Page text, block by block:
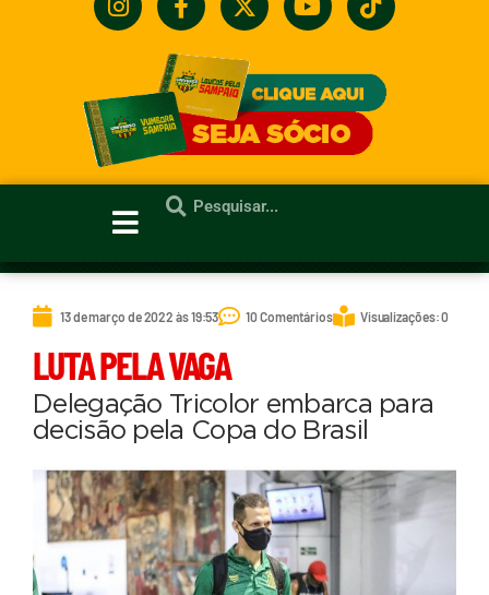
13 de março de 2022 às 19:53 10 Comentários Visualizações: 0
LUTA PELA VAGA
Delegação Tricolor embarca para
decisão pela Copa do Brasil